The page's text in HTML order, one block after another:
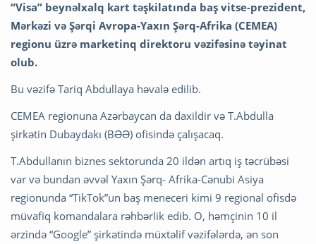
“Visa” beynəlxalq kart təşkilatında baş vitse-prezident,
Mərkəzi və Şərqi Avropa-Yaxın Şərq-Afrika (CEMEA)
regionu üzrə marketinq direktoru vəzifəsinə təyinat
olub.
Bu vəzifə Tariq Abdullaya həvalə edilib.
CEMEA regionuna Azərbaycan da daxildir və T.Abdulla
şirkətin Dubaydakı (BƏƏ) ofisində çalışacaq.
T.Abdullanın biznes sektorunda 20 ildən artıq iş təcrübəsi
var və bundan əvvəl Yaxın Şərq- Afrika-Cənubi Asiya
regionunda “TikTok”un baş meneceri kimi 9 regional ofisdə
müvafiq komandalara rəhbərlik edib. O, həmçinin 10 il
ərzində “Google” şirkətində müxtəlif vəzifələrdə, ən son